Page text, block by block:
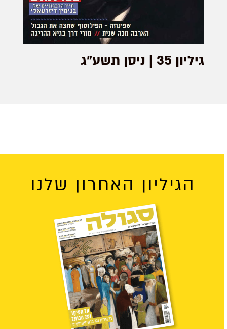
גיליון 35 | ניסן תשע"ג